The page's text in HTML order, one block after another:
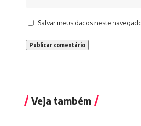
Salvar meus dados neste
Veja também